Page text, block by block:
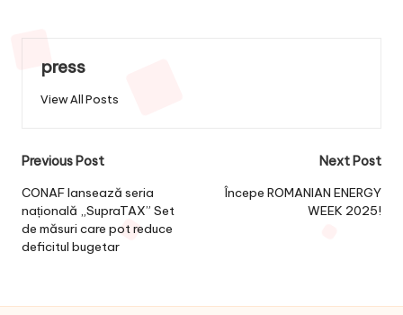
press
View All Posts
Post
navigation
Previous Post
CONAF lansează seria
națională „SupraTAX” Set
de măsuri care pot reduce
deficitul bugetar
Next Post
Începe ROMANIAN ENERGY
WEEK 2025!